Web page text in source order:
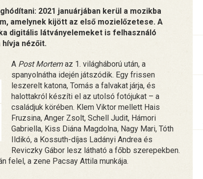
2021 januárjában kerül a mozikba
amelynek kijött az első mozielőzetese. A
digitális látványelemeket is felhasználó
nézőit.
A Post Mortemaz 1. világháború után, a
spanyolnátha idején játszódik. Egy frissen
leszerelt katona, Tomás a falvakat járja, és
halottakról készíti el az utolsó fotójukat – a
családjuk körében. Klem Viktor mellett Hais
Fruzsina, Anger Zsolt, Schell Judit, Hámori
Gabriella, Kiss Diána Magdolna, Nagy Mari, Tóth
Ildikó, a Kossuth-díjas Ladányi Andrea és
Reviczky Gábor lesz látható a főbb szerepekben.
felel, a zene Pacsay Attila munkája.